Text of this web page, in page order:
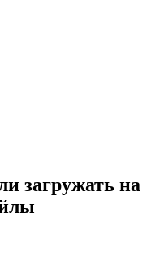
загружать на